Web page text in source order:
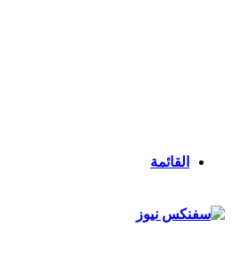
القائمة